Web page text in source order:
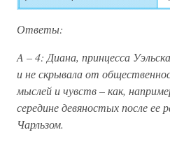
Ответы:
A – 4: Диана, принцесса
и не скрывала от
мыслей и чувств – как,
середине девяностых после ее
Чарльзом.